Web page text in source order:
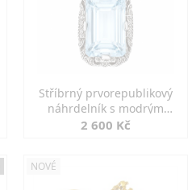
Stříbrný prvorepublikový
náhrdelník s modrým
spinelem
2 600 Kč
NOVÉ